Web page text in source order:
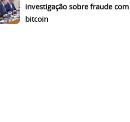
investigação sobre fraude com
bitcoin